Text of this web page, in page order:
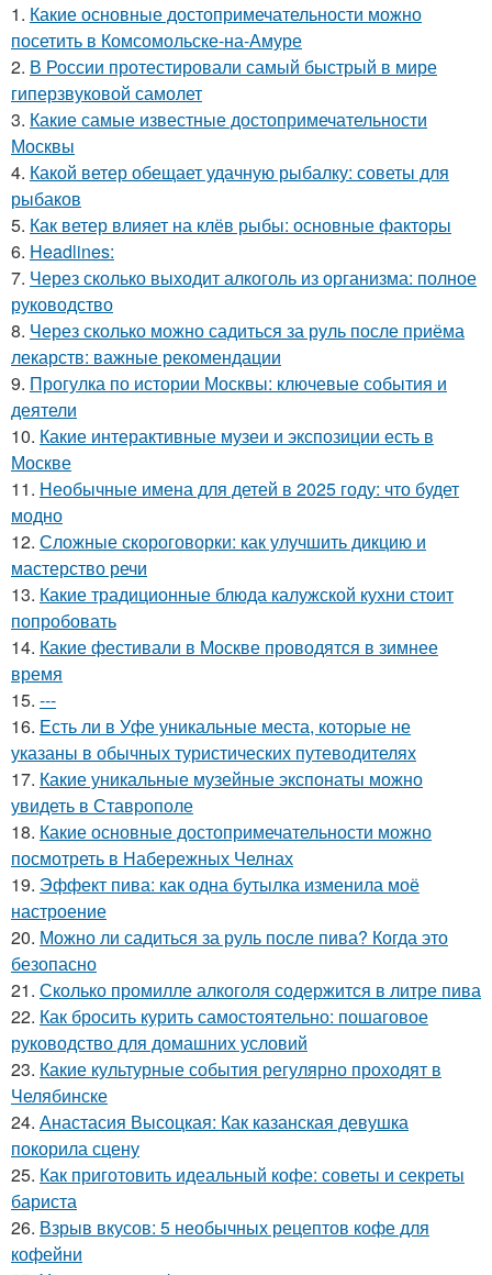
1. Какие основные достопримечательности можно
посетить в Комсомольске-на-Амуре
2. В России протестировали самый быстрый в мире
гиперзвуковой самолет
3. Какие самые известные достопримечательности
Москвы
4. Какой ветер обещает удачную рыбалку: советы для
рыбаков
5. Как ветер влияет на клёв рыбы: основные факторы
6. Headlines:
7. Через сколько выходит алкоголь из организма: полное
руководство
8. Через сколько можно садиться за руль после приёма
лекарств: важные рекомендации
9. Прогулка по истории Москвы: ключевые события и
деятели
10. Какие интерактивные музеи и экспозиции есть в
Москве
11. Необычные имена для детей в 2025 году: что будет
модно
12. Сложные скороговорки: как улучшить дикцию и
мастерство речи
13. Какие традиционные блюда калужской кухни стоит
попробовать
14. Какие фестивали в Москве проводятся в зимнее
время
15. ---
16. Есть ли в Уфе уникальные места, которые не
указаны в обычных туристических путеводителях
17. Какие уникальные музейные экспонаты можно
увидеть в Ставрополе
18. Какие основные достопримечательности можно
посмотреть в Набережных Челнах
19. Эффект пива: как одна бутылка изменила моё
настроение
20. Можно ли садиться за руль после пива? Когда это
безопасно
21. Сколько промилле алкоголя содержится в литре пива
22. Как бросить курить самостоятельно: пошаговое
руководство для домашних условий
23. Какие культурные события регулярно проходят в
Челябинске
24. Анастасия Высоцкая: Как казанская девушка
покорила сцену
25. Как приготовить идеальный кофе: советы и секреты
бариста
26. Взрыв вкусов: 5 необычных рецептов кофе для
кофейни